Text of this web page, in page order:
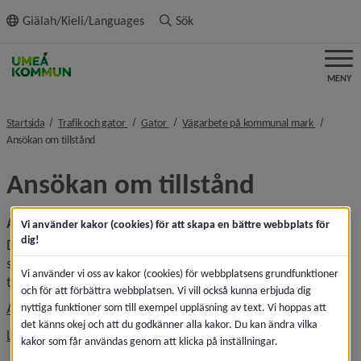
innehållet
Giälah/Kieli/Languages Sök
MENY
Startsida Trafik och gator nivå i brödsmulenavigeringen
Gator nivå i brödsmulenavigeringen
Vägarbete på kommunal mark nivå i
Ansökan om tillståndnivå i brödsmulenavigeringen
Ansökan om tillstånd
Ansök om grävtillstånd
Du gör ansökan om tillstånd via systemet ISY case. Det
systemet används även för ansökan om
trafikanordningsplan och markupplåtelser.
Ansök om tillstånd för grävning
Länk till annan webbplats,
Läs mer om Grävbestämmelser
Vi använder kakor (cookies) för att skapa en bättre webbplats för
dig!
Vi använder vi oss av kakor (cookies) för webbplatsens grundfunktioner
och för att förbättra webbplatsen. Vi vill också kunna erbjuda dig
nyttiga funktioner som till exempel uppläsning av text. Vi hoppas att
det känns okej och att du godkänner alla kakor. Du kan ändra vilka
kakor som får användas genom att klicka på inställningar.